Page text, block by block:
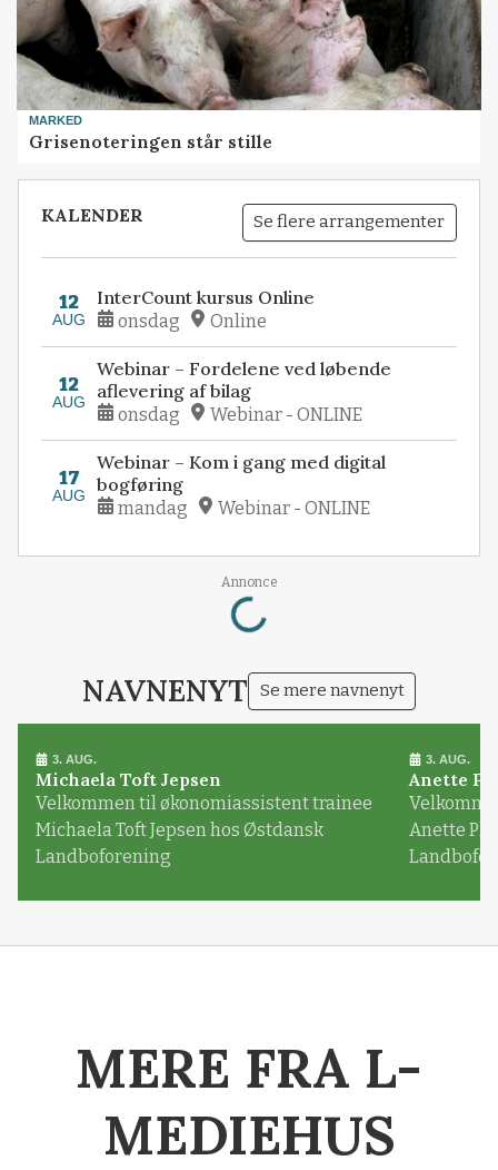
MARKED
Grisenoteringen står stille
KALENDER Se flere arrangementer
12
AUG
InterCount kursus Online
onsdag Online
12
AUG
Webinar – Fordelene ved løbende
aflevering af bilag
onsdag Webinar - ONLINE
17
AUG
Webinar – Kom i gang med digital
bogføring
mandag Webinar - ONLINE
Annonce
Loading...
NAVNENYT Se mere navnenyt
3. AUG.
Michaela Toft Jepsen
Velkommen til økonomiassistent trainee
Michaela Toft Jepsen hos Østdansk
Landboforening
3. AUG.
Anette
Anette
MERE FRA L-
MEDIEHUS